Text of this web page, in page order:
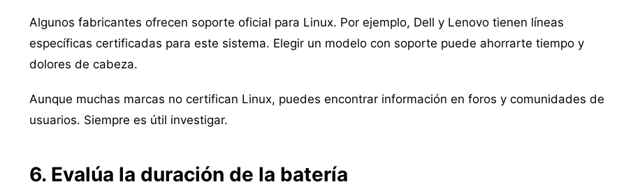
Algunos fabricantes ofrecen soporte oficial para Linux. Por ejemplo, Dell y Lenovo tienen líneas
específicas certificadas para este sistema. Elegir un modelo con soporte puede ahorrarte tiempo y
dolores de cabeza.
Aunque muchas marcas no certifican Linux, puedes encontrar información en foros y comunidades de
usuarios. Siempre es útil investigar.
6. Evalúa la duración de la batería